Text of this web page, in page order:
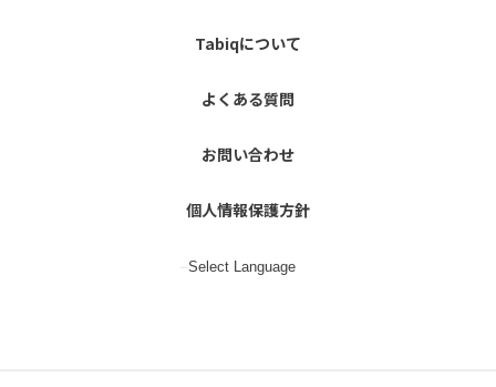
Tabiqについて
よくある質問
お問い合わせ
個人情報保護方針